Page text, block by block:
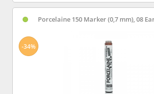
Porcelaine 150 Marker (0,7 mm), 08
-34%